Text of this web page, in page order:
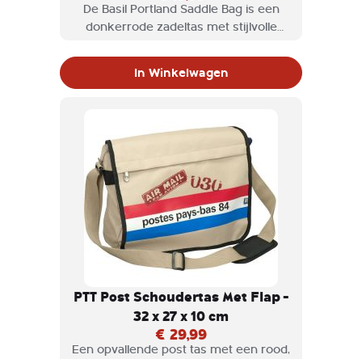
De Basil Portland Saddle Bag is een
donkerrode zadeltas met stijlvolle
In Winkelwagen
PTT Post Schoudertas Met Flap -
32 x 27 x 10 cm
€ 29,99
Een opvallende post tas met een rood,